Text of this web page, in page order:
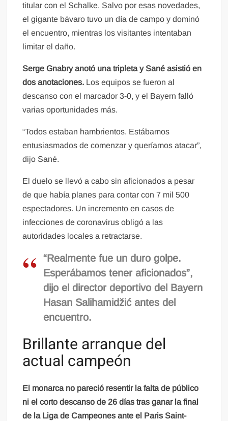
titular con el Schalke. Salvo por esas novedades,
el gigante bávaro tuvo un día de campo y dominó
el encuentro, mientras los visitantes intentaban
limitar el daño.
Serge Gnabry anotó una tripleta y Sané asistió en
dos anotaciones. Los equipos se fueron al
descanso con el marcador 3-0, y el Bayern falló
varias oportunidades más.
“Todos estaban hambrientos. Estábamos
entusiasmados de comenzar y queríamos atacar”,
dijo Sané.
El duelo se llevó a cabo sin aficionados a pesar
de que había planes para contar con 7 mil 500
espectadores. Un incremento en casos de
infecciones de coronavirus obligó a las
autoridades locales a retractarse.
“Realmente fue un duro golpe.
Esperábamos tener aficionados”,
dijo el director deportivo del Bayern
Hasan Salihamidžić antes del
encuentro.
Brillante arranque del
actual campeón
El monarca no pareció resentir la falta de público
ni el corto descanso de 26 días tras ganar la final
de la Liga de Campeones ante el Paris Saint-